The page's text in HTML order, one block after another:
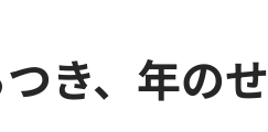
き、年のせ